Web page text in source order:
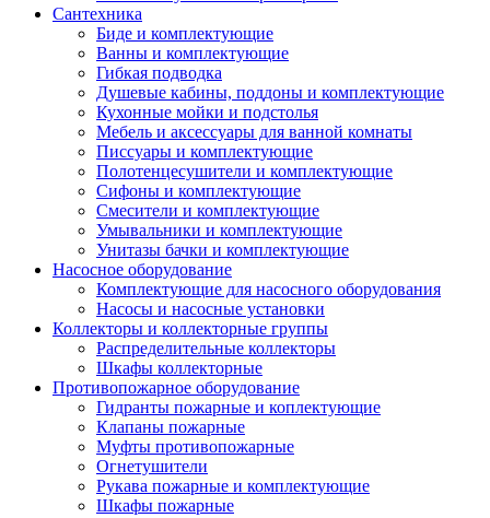
Сантехника
Биде и комплектующие
Ванны и комплектующие
Гибкая подводка
Душевые кабины, поддоны и комплектующие
Кухонные мойки и подстолья
Мебель и аксессуары для ванной комнаты
Писсуары и комплектующие
Полотенцесушители и комплектующие
Сифоны и комплектующие
Смесители и комплектующие
Умывальники и комплектующие
Унитазы бачки и комплектующие
Насосное оборудование
Комплектующие для насосного оборудования
Насосы и насосные установки
Коллекторы и коллекторные группы
Распределительные коллекторы
Шкафы коллекторные
Противопожарное оборудование
Гидранты пожарные и коплектующие
Клапаны пожарные
Муфты противопожарные
Огнетушители
Рукава пожарные и комплектующие
Шкафы пожарные